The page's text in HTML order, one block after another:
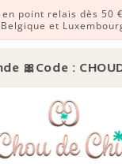
point relais dès 50
Belgique et
🎀 Code :